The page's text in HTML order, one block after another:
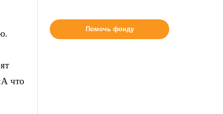
что
Помочь фонду